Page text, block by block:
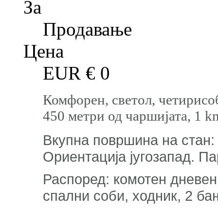
За
Продавање
Цена
EUR € 0
Комфорен, светол,
450 метри од чаршијата, 1
Вкупна површина на
Ориентација југозапад.
Распоред: комотен дневен
спални соби, ходник, 2